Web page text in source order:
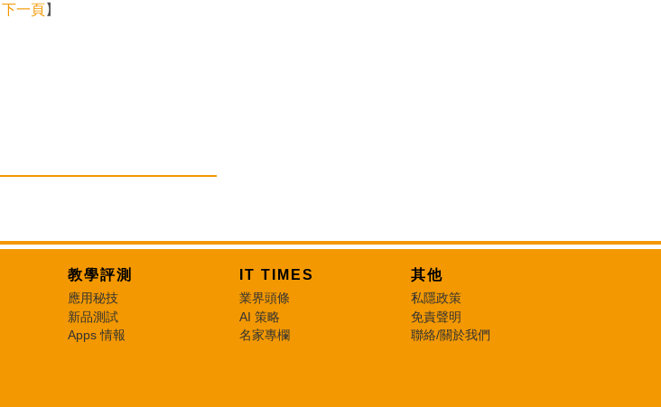
下一頁】
教學評測
應用秘技
新品測試
Apps 情報
IT TIMES
業界頭條
AI 策略
名家專欄
其他
私隱政策
免責聲明
聯絡/關於我們